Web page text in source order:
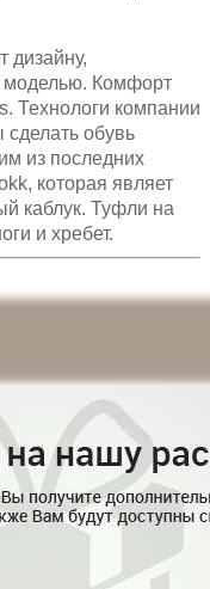
дизайну,
моделью. Комфорт
Технологи компании
обувь
из последних
которая являет
каблук. Туфли на
и хребет.